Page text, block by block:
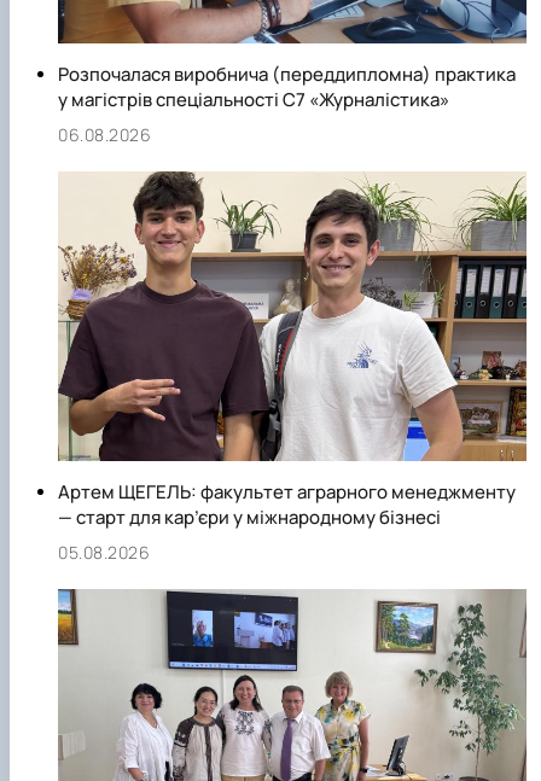
Розпочалася виробнича (переддипломна) практика
у магістрів спеціальності С7 «Журналістика»
06.08.2026
Артем ЩЕГЕЛЬ: факультет аграрного менеджменту
— старт для кар’єри у міжнародному бізнесі
05.08.2026